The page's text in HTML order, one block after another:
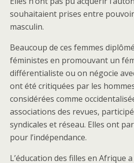
souhaitaient prises entre
masculin.
Beaucoup de ces femmes
féministes en promouvant un
différentialiste ou on négocie
ont été critiquées par les
considérées comme
associations des revues,
syndicales et réseau. Elles ont
pour l’indépendance.
L’éducation des filles en Afrique